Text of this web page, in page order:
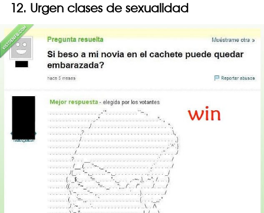
12. Urgen clases de sexualidad